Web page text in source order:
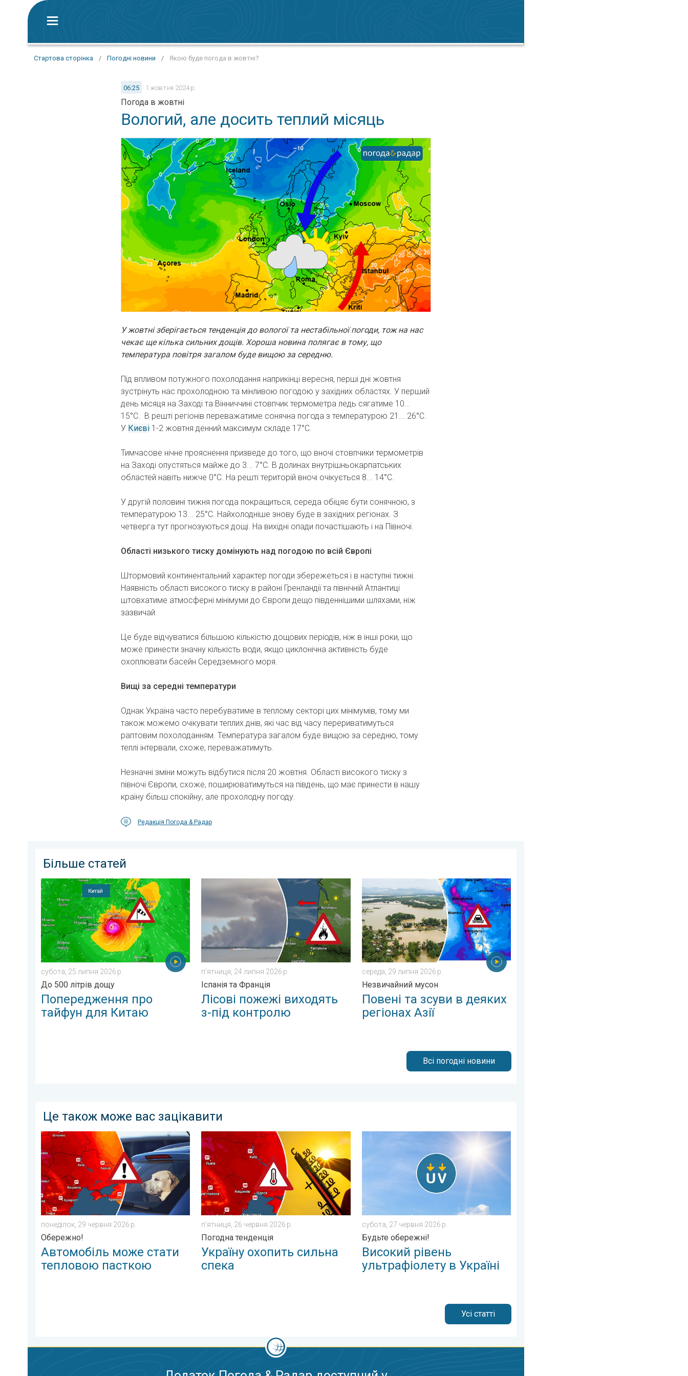
Стартова сторінка / Погодні новини / Якою буде погода в жовтні?
06:25 1 жовтня 2024 р.
Погода в жовтні
Вологий, але досить теплий місяць
У жовтні зберігається тенденція до вологої та нестабільної погоди, тож на нас
чекає ще кілька сильних дощів. Хороша новина полягає в тому, що
температура повітря загалом буде вищою за середню.
Під впливом потужного похолодання наприкінці вересня, перші дні жовтня
зустрінуть нас прохолодною та мінливою погодою у західних областях. У перший
день місяця на Заході та Вінниччині стовпчик термометра ледь сягатиме 10...
15°C. В решті регіонів переважатиме сонячна погода з температурою 21... 26°C.
У Києві 1-2 жовтня денний максимум складе 17°C.
Тимчасове нічне прояснення призведе до того, що вночі стовпчики термометрів
на Заході опустяться майже до 3... 7°C. В долинах внутрішньокарпатських
областей навіть нижче 0°C. На решті територій вночі очікується 8... 14°C.
У другій половині тижня погода покращиться, середа обіцяє бути сонячною, з
температурою 13... 25°C. Найхолодніше знову буде в західних регіонах. З
четверга тут прогнозуються дощі. На вихідні опади почастішають і на Півночі.
Області низького тиску домінують над погодою по всій Європі
Штормовий континентальний характер погоди збережеться і в наступні тижні.
Наявність області високого тиску в районі Гренландії та північній Атлантиці
штовхатиме атмосферні мінімуми до Європи дещо південнішими шляхами, ніж
зазвичай.
Це буде відчуватися більшою кількістю дощових періодів, ніж в інші роки, що
може принести значну кількість води, якщо циклонічна активність буде
охоплювати басейн Середземного моря.
Вищі за середні температури
Однак Україна часто перебуватиме в теплому секторі цих мінімумів, тому ми
також можемо очікувати теплих днів, які час від часу перериватимуться
раптовим похолоданням. Температура загалом буде вищою за середню, тому
теплі інтервали, схоже, переважатимуть.
Незначні зміни можуть відбутися після 20 жовтня. Області високого тиску з
півночі Європи, схоже, поширюватимуться на південь, що має принести в нашу
країну більш спокійну, але прохолодну погоду.
Редакція Погода & Радар
Більше статей
Попередження про тайфун для Китаю. До 500 літрів дощу. . . субота, 25 липня 2026 р.
субота, 25 липня 2026 р.
До 500 літрів дощу
Попередження про
тайфун для Китаю
Лісові пожежі виходять з-під контролю. Іспанія та Франція. . . пʼятниця, 24 липня 2026 р.
пʼятниця, 24 липня 2026 р.
Іспанія та Франція
Лісові пожежі виходять
з-під контролю
Повені та зсуви в деяких регіонах Азії. Незвичайний мусон. . . середа, 29 липня 2026 р.
середа, 29 липня 2026 р.
Незвичайний мусон
Повені та зсуви в деяких
регіонах Азії
Всі погодні новини
Це також може вас зацікавити
Автомобіль може стати тепловою пасткою. Обережно!. . . понеділок, 29 червня 2026 р.
понеділок, 29 червня 2026 р.
Обережно!
Автомобіль може стати
тепловою пасткою
Україну охопить сильна спека. Погодна тенденція. . . пʼятниця, 26 червня 2026 р.
пʼятниця, 26 червня 2026 р.
Погодна тенденція
Україну охопить сильна
спека
Високий рівень ультрафіолету в Україні. Будьте обережні!. . . субота, 27 червня 2026 р.
субота, 27 червня 2026 р.
Будьте обережні!
Високий рівень
ультрафіолету в Україні
Усі статті